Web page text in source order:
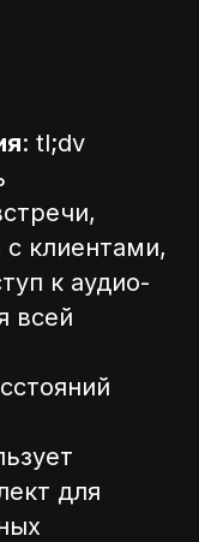
: tl;dv
клиентами,
к аудио-
всей
для